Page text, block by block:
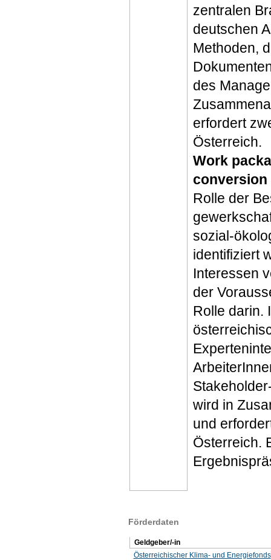
zentralen
deutschen
Methoden,
des
erfordert
Österreich.
Work
Rolle der
sozial-
identifiziert
Interessen
der
Rolle darin.
wird in
und
Österreich.
Förderdaten
Geldgeber/-in
Österreichischer Klima- und Energiefonds